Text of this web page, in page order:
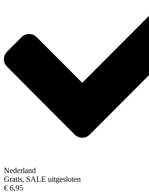
Nederland
Gratis, SALE uitgesloten
€ 6,95